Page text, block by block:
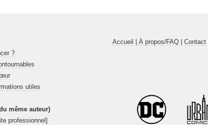
?
utiles
même auteur)
professionnel]
Accueil À propos/FAQ| Contact|